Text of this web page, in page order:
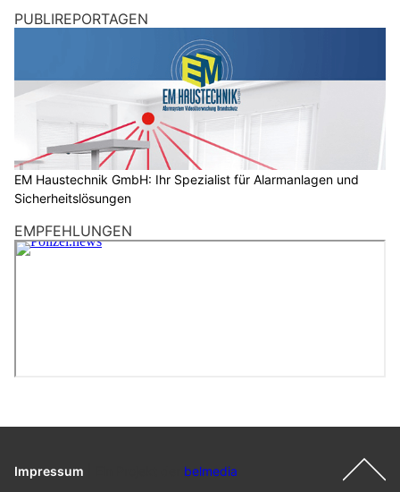
s
?
a
n
w
ä
h
l
t
e
PUBLIREPORTAGEN
EM Haustechnik GmbH: Ihr Spezialist für Alarmanlagen und
Sicherheitslösungen
EMPFEHLUNGEN
Impressum belmedia